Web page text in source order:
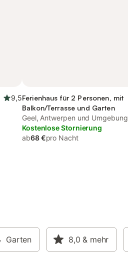
9,5Ferienhaus für 2 Personen, mit
Balkon/Terrasse und Garten
Geel, Antwerpen und Umgebung
Kostenlose Stornierung
ab68 €pro Nacht
Garten 8,0 & mehr